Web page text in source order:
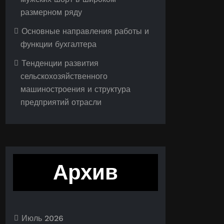
размерном ряду
Основные направления работы и
функции бухгалтера
Тенденции развития
сельскохозяйственного
машиностроения и структура
предприятий отрасли
Архив
Июль 2026